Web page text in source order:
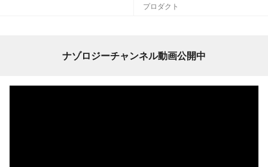
プロダクト
ナゾロジーチャンネル動画公開中